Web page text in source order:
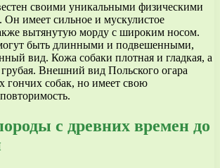
своими уникальными физическими
Он имеет сильное и мускулистое
вытянутую морду с широким носом.
быть длинными и подвешенными,
вид. Кожа собаки плотная и гладкая, а
Внешний вид Польского огара
гончих собак, но имеет свою
с древних времен до